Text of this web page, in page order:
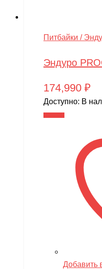
Питбайки /
Эндуро
174,990 ₽
Доступно: В
Добавить